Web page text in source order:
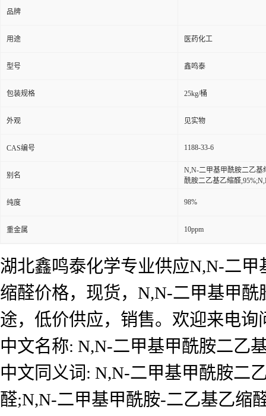
品牌
用途 医药化工
型号 鑫鸣泰
包装规格 25kg/桶
外观 见实物
CAS编号 1188-33-6
别名
N,N-二甲基甲酰胺二乙基
酰胺二乙基乙缩醛
纯度 98%
重金属 10ppm
湖北鑫鸣泰化学专业供应N,N-二
缩醛价格，现货，N,N-二甲基甲
途，低价供应，销售。欢迎来电
中文名称: N,N-二甲基甲酰胺二乙
中文同义词: N,N-二甲基甲酰胺二
醛;N,N-二甲基甲酰胺-二乙基乙缩